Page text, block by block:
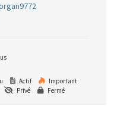
Actif
Important
Privé Fermé